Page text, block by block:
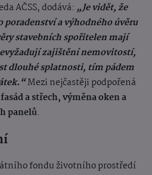
AČSS, dodává: „Je vidět, že
a výhodného úvěru
stavebních spořitelen mají
zajištění nemovitostí,
dlouhé splatnosti, tím pádem
Mezi nejčastěji podpořená
a střech, výměna oken a
panelů.
fondu životního prostředí